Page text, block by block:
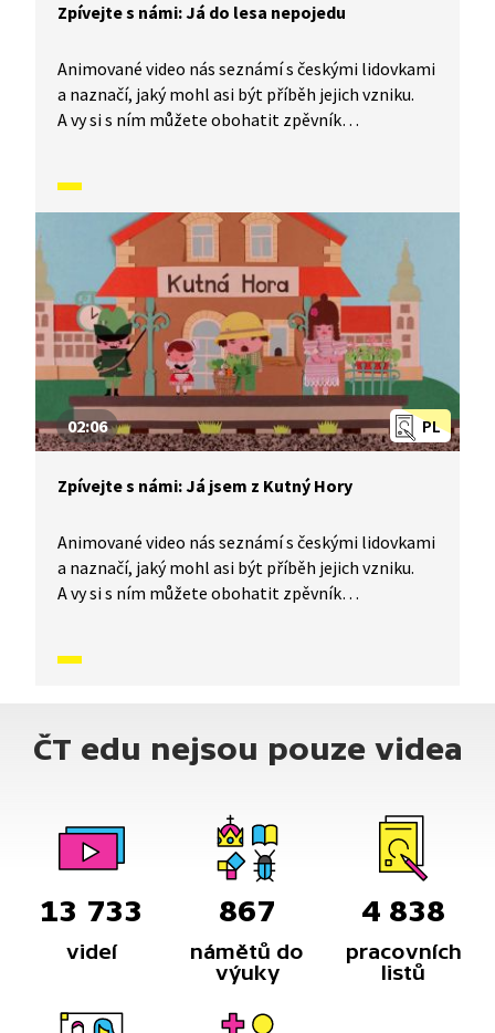
Zpívejte s námi: Já do lesa nepojedu
Animované video nás seznámí s českými lidovkami
a naznačí, jaký mohl asi být příběh jejich vzniku.
A vy si s ním můžete obohatit zpěvník
naučíme písničku Já do lesa nepojedu.
PL
02:06
Zpívejte s námi: Já jsem z Kutný Hory
Animované video nás seznámí s českými lidovkami
a naznačí, jaký mohl asi být příběh jejich vzniku.
A vy si s ním můžete obohatit zpěvník
naučíme písničku Já jsem z Kutný Hory.
ČT edu nejsou pouze videa
13 733
videí
867
námětů do
výuky
4 838
pracovních
listů